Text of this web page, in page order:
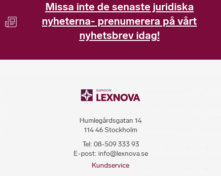
Missa inte de senaste juridiska
nyheterna- prenumerera på vårt
nyhetsbrev idag!
Humlegårdsgatan 14
114 46 Stockholm
Tel: 08-509 333 93
E-post: info@lexnova.se
Kundservice